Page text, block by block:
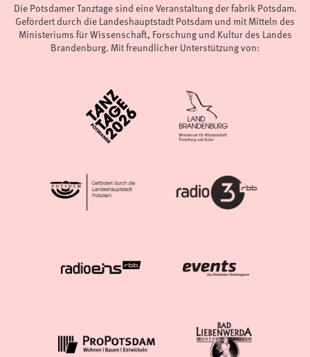
Die Potsdamer Tanztage sind eine Veranstaltung der fabrik Potsdam.
Gefördert durch die Landeshauptstadt Potsdam und mit Mitteln des
Ministeriums für Wissenschaft, Forschung und Kultur des Landes
Brandenburg. Mit freundlicher Unterstützung von: